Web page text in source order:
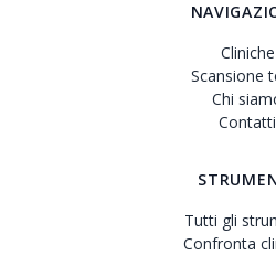
Cliniche
Scansione
Chi
Contatti
Tutti gli
Confronta